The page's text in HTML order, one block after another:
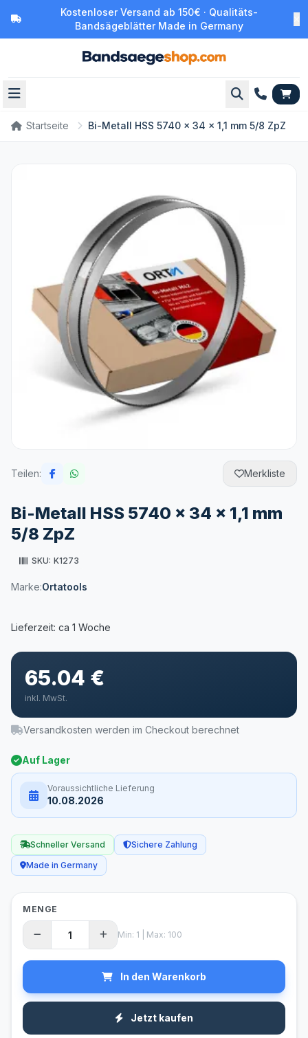
Kostenloser Versand ab 150€ · Qualitäts-
Bandsägeblätter Made in Germany
Startseite Bi-Metall HSS 5740 x 34 x 1,1 mm 5/8 ZpZ
Teilen: Merkliste
Bi-Metall HSS 5740 x 34 x 1,1 mm
5/8 ZpZ
SKU: K1273
Marke:Ortatools
65.04 €
inkl. MwSt.
Versandkosten werden im Checkout berechnet
Auf Lager
Voraussichtliche Lieferung
10.08.2026
Schneller Versand
Sichere Zahlung
Made in Germany
MENGE
Min: 1 | Max: 100
In den Warenkorb
Jetzt kaufen